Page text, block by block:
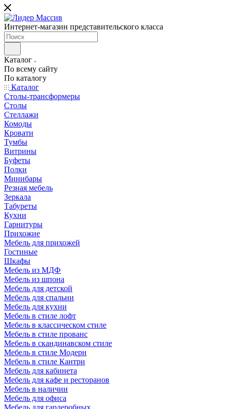
Интернет-магазин представительского класса
Каталог
По всему сайту
По каталогу
Каталог
Столы-трансформеры
Столы
Стеллажи
Комоды
Кровати
Тумбы
Витрины
Буфеты
Полки
Минибары
Резная мебель
Зеркала
Табуреты
Кухни
Гарнитуры
Прихожие
Мебель для прихожей
Гостиные
Шкафы
Мебель из МДФ
Мебель из шпона
Мебель для детской
Мебель для спальни
Мебель для кухни
Мебель в стиле лофт
Мебель в классическом стиле
Мебель в стиле прованс
Мебель в скандинавском стиле
Мебель в стиле Модерн
Мебель в стиле Кантри
Мебель для кабинета
Мебель для кафе и ресторанов
Мебель в наличии
Мебель для офиса
Мебель для гардеробных